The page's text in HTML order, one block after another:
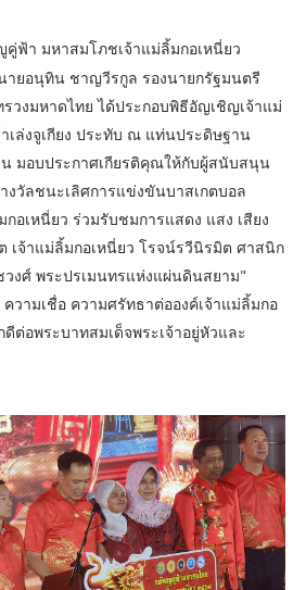
ฟ้า มหาสมโภชเจ้าแม่ลิ้มกอเหนี่ยว
ายอนุทิน ชาญวีรกูล รองนายกรัฐมนตรี
วงมหาดไทย ได้ประกอบพิธีอัญเชิญเจ้าแม่
เล่งจูเกียง ประทับ ณ แท่นประดิษฐาน
มอบประกาศเกียรติคุณให้กับผู้สนับสนุน
งวัลชนะเลิศการแข่งขันบาสเกตบอล
อเหนี่ยว ร่วมรับชมการแสดง แสง เสียง
เจ้าแม่ลิ้มกอเหนี่ยว โรจน์รวีนิรมิต ศาสนิก
งศ์ พระปรเมนทรแห่งแผ่นดินสยาม"
ามเชื่อ ความศรัทธาต่อองค์เจ้าแม่ลิ้มกอ
ต่อพระบาทสมเด็จพระเจ้าอยู่หัวและ